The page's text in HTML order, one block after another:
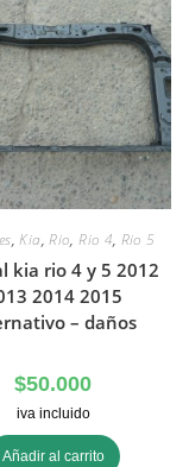
,Kia,Rio,Rio 4, Rio 5
kia rio 4 y 5 2012
2014 2015
– daños
$50.000
iva incluido
Añadir al carrito